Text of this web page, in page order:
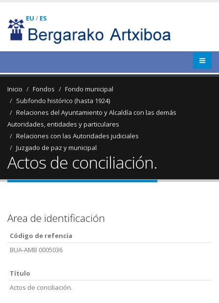
EU / ES
Inicio Fondos
Fondo municipal
Subfondo histórico (hasta 1924)
Relaciones del Ayuntamiento y Alcaldía con las demás
Autoridades, entidades y particulares
Relaciones con las Autoridades judiciales
Juzgado de paz y municipal
Actos de conciliación.
Area de identificación
Código de refencia
BUA-AMB 0005036
Título
Actos de conciliación.